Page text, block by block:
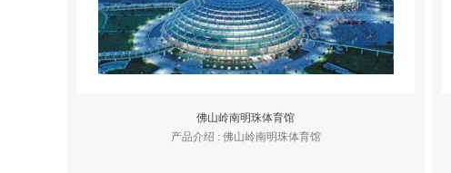
佛山岭南明珠体育馆
产品介绍 : 佛山岭南明珠体育馆